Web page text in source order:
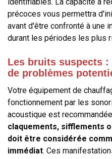
précoces vous permettra
avant d'être confronté à une
durant les périodes les plus
Les bruits suspects
de problèmes
Votre équipement de
fonctionnement par les
acoustique est
claquements, sifflements
doit être considérée
immédiat. Ces